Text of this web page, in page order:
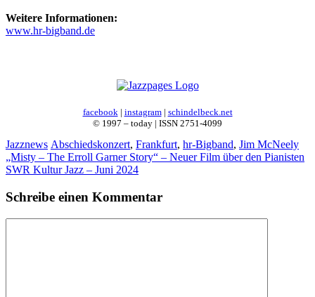
Weitere Informationen:
www.hr-bigband.de
facebook| instagram| schindelbeck.net
© 1997 – today | ISSN 2751-4099
Kategorien
Jazznews Schlagwörter
Abschiedskonzert, Frankfurt, hr-Bigband, Jim McNeely
„Misty – The Erroll Garner Story“ – Neuer Film über den Pianisten
SWR Kultur Jazz – Juni 2024
Schreibe einen Kommentar